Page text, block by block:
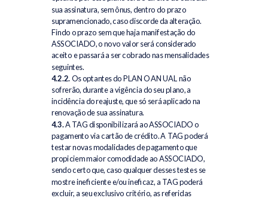
sua assinatura, sem ônus, dentro do prazo
supramencionado, caso discorde da alteração.
Findo o prazo sem que haja manifestação do
ASSOCIADO, o novo valor será considerado
aceito e passará a ser cobrado nas mensalidades
seguintes.
4.2.2.Os optantes do PLANO ANUAL não
sofrerão, durante a vigência do seu plano, a
incidência do reajuste, que só será aplicado na
renovação de sua assinatura.
4.3. A TAG disponibilizará ao ASSOCIADO o
pagamento via cartão de crédito. A TAG poderá
testar novas modalidades de pagamento que
propiciem maior comodidade ao ASSOCIADO,
sendo certo que, caso qualquer desses testes se
mostre ineficiente e/ou ineficaz, a TAG poderá
excluir, a seu exclusivo critério, as referidas